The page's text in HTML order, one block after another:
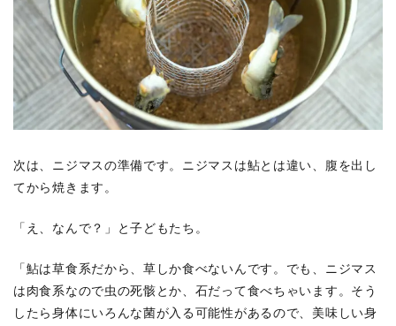
次は、ニジマスの準備です。ニジマスは鮎とは違い、腹を出し
てから焼きます。
「え、なんで？」と子どもたち。
「鮎は草食系だから、草しか食べないんです。でも、ニジマス
は肉食系なので虫の死骸とか、石だって食べちゃいます。そう
したら身体にいろんな菌が入る可能性があるので、美味しい身